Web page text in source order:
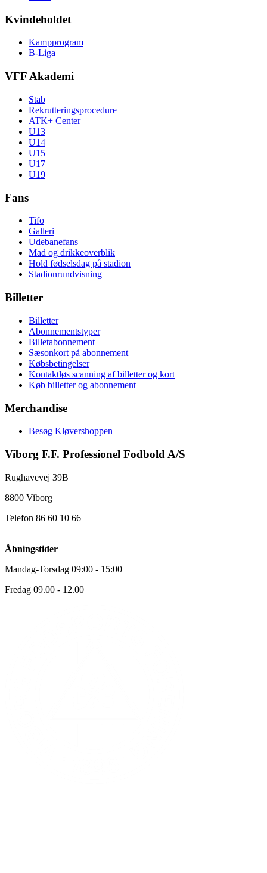
Kvindeholdet
Kampprogram
B-Liga
VFF Akademi
Stab
Rekrutteringsprocedure
ATK+ Center
U13
U14
U15
U17
U19
Fans
Tifo
Galleri
Udebanefans
Mad og drikkeoverblik
Hold fødselsdag på stadion
Stadionrundvisning
Billetter
Billetter
Abonnementstyper
Billetabonnement
Sæsonkort på abonnement
Købsbetingelser
Kontaktløs scanning af billetter og kort
Køb billetter og abonnement
Merchandise
Besøg Kløvershoppen
Viborg F.F. Professionel Fodbold A/S
Rughavevej 39B
8800 Viborg
Telefon 86 60 10 66
Åbningstider
Mandag-Torsdag 09:00 - 15:00
Fredag 09.00 - 12.00